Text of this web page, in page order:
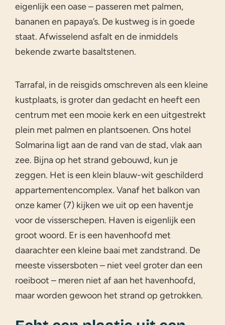
eigenlijk een oase – passeren met palmen,
bananen en papaya’s. De kustweg is in goede
staat. Afwisselend asfalt en de inmiddels
bekende zwarte basaltstenen.
Tarrafal, in de reisgids omschreven als een kleine
kustplaats, is groter dan gedacht en heeft een
centrum met een mooie kerk en een uitgestrekt
plein met palmen en plantsoenen. Ons hotel
Solmarina ligt aan de rand van de stad, vlak aan
zee. Bijna op het strand gebouwd, kun je
zeggen. Het is een klein blauw-wit geschilderd
appartementencomplex. Vanaf het balkon van
onze kamer (7) kijken we uit op een haventje
voor de visserschepen. Haven is eigenlijk een
groot woord. Er is een havenhoofd met
daarachter een kleine baai met zandstrand. De
meeste vissersboten – niet veel groter dan een
roeiboot – meren niet af aan het havenhoofd,
maar worden gewoon het strand op getrokken.